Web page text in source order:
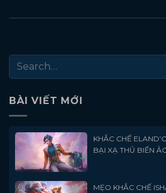
BÀI VIẾT MỚI
KHẮC CHẾ
BẠI XẠ THỦ BIẾN
MẸO KHẮC CHẾ